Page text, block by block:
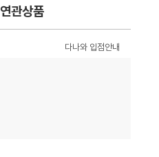
연관상품
다나와 입점안내